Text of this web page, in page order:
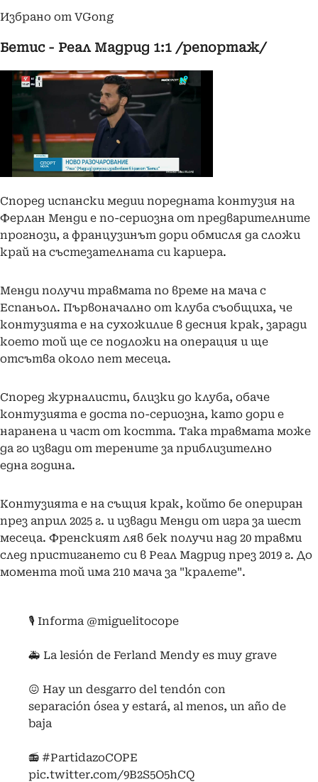
Избрано от VGong
Бетис - Реал Мадрид 1:1 /репортаж/
Според испански медии поредната контузия на
Ферлан Менди е по-сериозна от предварителните
прогнози, а французинът дори обмисля да сложи
край на състезателната си кариера.
Менди получи травмата по време на мача с
Еспаньол. Първоначално от клуба съобщиха, че
контузията е на сухожилие в десния крак, заради
което той ще се подложи на операция и ще
отсътва около пет месеца.
Според журналисти, близки до клуба, обаче
контузията е доста по-сериозна, като дори е
наранена и част от костта. Така травмата може
да го извади от терените за приблизително
една година.
Контузията е на същия крак, който бе опериран
през април 2025 г. и извади Менди от игра за шест
месеца. Френският ляв бек получи над 20 травми
след пристигането си в Реал Мадрид през 2019 г. До
момента той има 210 мача за "кралете".
🎙️ Informa @miguelitocope
🚑 La lesión de Ferland Mendy es muy grave
😖 Hay un desgarro del tendón con
separación ósea y estará, al menos, un año de
baja
📻 #PartidazoCOPE
pic.twitter.com/9B2S5O5hCQ